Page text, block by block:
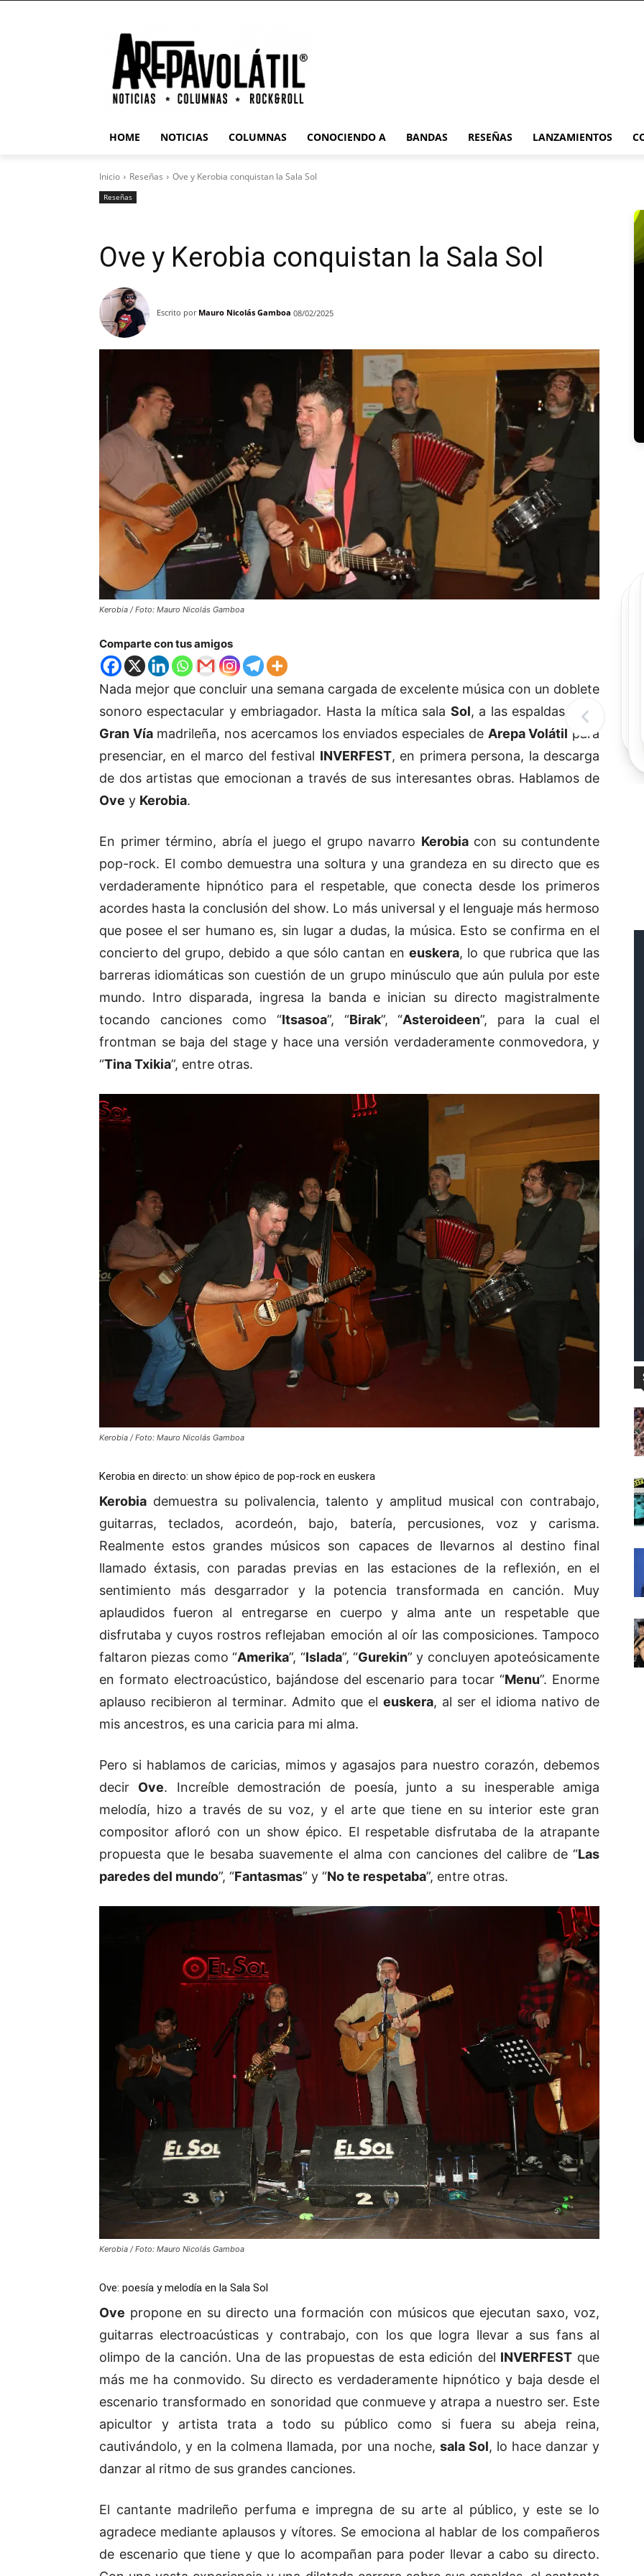
HOME NOTICIAS COLUMNAS CONOCIENDO A BANDAS RESEÑAS LANZAMIENTOS
Inicio Reseñas Ove y Kerobia conquistan la Sala Sol
Reseñas
Ove y Kerobia conquistan la Sala Sol
Escrito por Mauro Nicolás Gamboa 08/02/2025
Kerobia / Foto: Mauro Nicolás Gamboa
Comparte con tus amigos
Nada mejor que concluir una semana cargada de excelente música con un doblete
sonoro espectacular y embriagador. Hasta la mítica sala Sol, a las espaldas de la
Gran Víamadrileña, nos acercamos los enviados especiales de Arepa Volátil para
presenciar, en el marco del festival INVERFEST, en primera persona, la descarga
de dos artistas que emocionan a través de sus interesantes obras. Hablamos de
Ove y Kerobia.
En primer término, abría el juego el grupo navarro Kerobiacon su contundente
pop-rock. El combo demuestra una soltura y una grandeza en su directo que es
verdaderamente hipnótico para el respetable, que conecta desde los primeros
acordes hasta la conclusión del show. Lo más universal y el lenguaje más hermoso
que posee el ser humano es, sin lugar a dudas, la música. Esto se confirma en el
concierto del grupo, debido a que sólo cantan eneuskera, lo que rubrica que las
barreras idiomáticas son cuestión de un grupo minúsculo que aún pulula por este
mundo. Intro disparada, ingresa la banda e inician su directo magistralmente
tocando canciones como “Itsasoa”, “Birak”, “Asteroideen”, para la cual el
frontman se baja del stage y hace una versión verdaderamente conmovedora, y
“Tina Txikia”, entre otras.
Kerobia / Foto: Mauro Nicolás Gamboa
Kerobia en directo: un show épico de pop-rock en euskera
Kerobia demuestra su polivalencia, talento y amplitud musical con contrabajo,
guitarras, teclados, acordeón, bajo, batería, percusiones, voz y carisma.
Realmente estos grandes músicos son capaces de llevarnos al destino final
llamado éxtasis, con paradas previas en las estaciones de la reflexión, en el
sentimiento más desgarrador y la potencia transformada en canción. Muy
aplaudidos fueron al entregarse en cuerpo y alma ante un respetable que
disfrutaba y cuyos rostros reflejaban emoción al oír las composiciones. Tampoco
faltaron piezas como “Amerika”, “Islada”, “Gurekin” y concluyen apoteósicamente
en formato electroacústico, bajándose del escenario para tocar “Menu”. Enorme
aplauso recibieron al terminar. Admito que el euskera, al ser el idioma nativo de
mis ancestros, es una caricia para mi alma.
Pero si hablamos de caricias, mimos y agasajos para nuestro corazón, debemos
decir Ove. Increíble demostración de poesía, junto a su inesperable amiga
melodía, hizo a través de su voz, y el arte que tiene en su interior este gran
compositor afloró con un show épico. El respetable disfrutaba de la atrapante
propuesta que le besaba suavemente el alma con canciones del calibre de “Las
paredes del mundo”, “Fantasmas” y “No te respetaba”, entre otras.
Kerobia / Foto: Mauro Nicolás Gamboa
Ove: poesía y melodía en la Sala Sol
Ove propone en su directo una formación con músicos que ejecutan saxo, voz,
guitarras electroacústicas y contrabajo, con los que logra llevar a sus fans al
olimpo de la canción. Una de las propuestas de esta edición del INVERFEST que
más me ha conmovido. Su directo es verdaderamente hipnótico y baja desde el
escenario transformado en sonoridad que conmueve y atrapa a nuestro ser. Este
apicultor y artista trata a todo su público como si fuera su abeja reina,
cautivándolo, y en la colmena llamada, por una noche, sala Sol, lo hace danzar y
danzar al ritmo de sus grandes canciones.
El cantante madrileño perfuma e impregna de su arte al público, y este se lo
agradece mediante aplausos y vítores. Se emociona al hablar de los compañeros
de escenario que tiene y que lo acompañan para poder llevar a cabo su directo.